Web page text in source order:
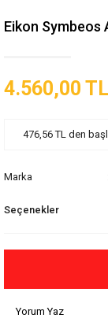
Eikon Symbeos
4.560,00 TL
476,56 TL den
Marka
Seçenekler
Yorum Yaz